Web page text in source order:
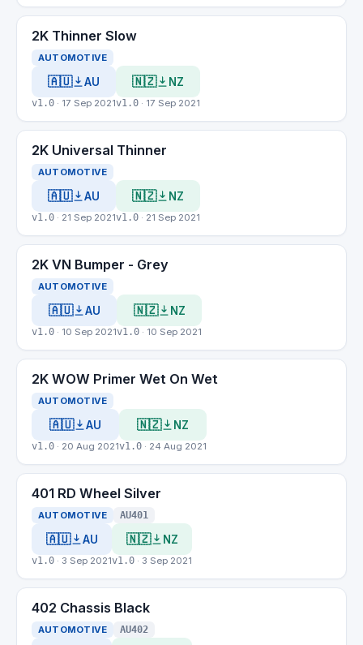
2K Thinner Slow
AUTOMOTIVE
🇦🇺 AU
v1.0 · 17 Sep 2021
🇳🇿 NZ
v1.0 · 17 Sep 2021
2K Universal Thinner
AUTOMOTIVE
🇦🇺 AU
v1.0 · 21 Sep 2021
🇳🇿 NZ
v1.0 · 21 Sep 2021
2K VN Bumper - Grey
AUTOMOTIVE
🇦🇺 AU
v1.0 · 10 Sep 2021
🇳🇿 NZ
v1.0 · 10 Sep 2021
2K WOW Primer Wet On Wet
AUTOMOTIVE
🇦🇺 AU
v1.0 · 20 Aug 2021
🇳🇿 NZ
v1.0 · 24 Aug 2021
401 RD Wheel Silver
AUTOMOTIVE AU401
🇦🇺 AU
v1.0 · 3 Sep 2021
🇳🇿 NZ
v1.0 · 3 Sep 2021
402 Chassis Black
AUTOMOTIVE AU402